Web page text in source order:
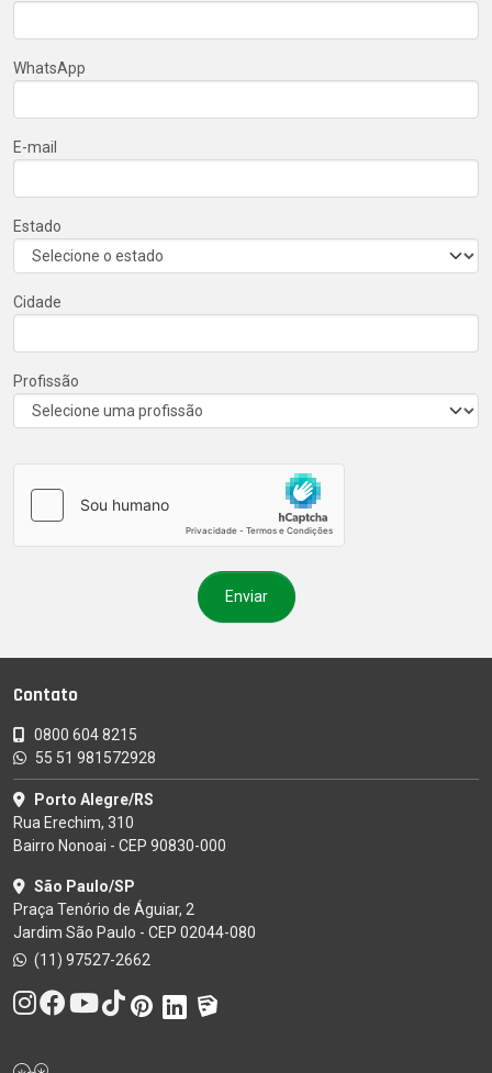
WhatsApp
E-mail
Estado
Cidade
Profissão
Contato
0800 604 8215
55 51 981572928
Porto Alegre/RS
Rua Erechim, 310
Bairro Nonoai - CEP 90830-000
São Paulo/SP
Praça Tenório de Águiar, 2
Jardim São Paulo - CEP 02044-080
(11) 97527-2662